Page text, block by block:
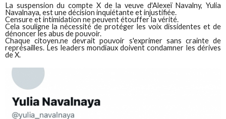
La suspension du compte X de la veuve d'Alexeï Navalny, Yulia
Navalnaya, est une décision inquiétante et injustifiée.
Censure et intimidation ne peuvent étouffer la vérité.
Cela souligne la nécessité de protéger les voix dissidentes et de
dénoncer les abus de pouvoir.
Chaque citoyen.ne devrait pouvoir s'exprimer sans crainte de
représailles. Les leaders mondiaux doivent condamner les dérives
de X.